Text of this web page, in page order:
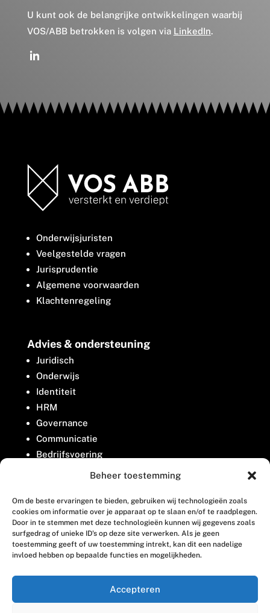
Beheer toestemming
Om de beste ervaringen te bieden, gebruiken wij technologieën zoals
cookies om informatie over je apparaat op te slaan en/of te raadplegen.
Door in te stemmen met deze technologieën kunnen wij gegevens zoals
surfgedrag of unieke ID's op deze site verwerken. Als je geen
toestemming geeft of uw toestemming intrekt, kan dit een nadelige
invloed hebben op bepaalde functies en mogelijkheden.
Accepteren
U kunt ook de belangrijke ontwikkelingen waarbij
VOS/ABB betrokken is volgen via LinkedIn.
Onderwijsjuristen
Veelgestelde vragen
Jurisprudentie
Algemene voorwaarden
Klachtenregeling
Advies & ondersteuning
Juridisch
Onderwijs
Identiteit
HRM
Governance
Communicatie
Bedrijfsvoering
Belangenbehartiging
Contact
Houttuinlaan 8
3447 GM Woerden